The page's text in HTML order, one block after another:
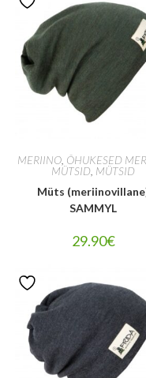
MERIINO ÕHUKESED
MÜTSID MÜTSID
Müts
SAMMYL
29.90€